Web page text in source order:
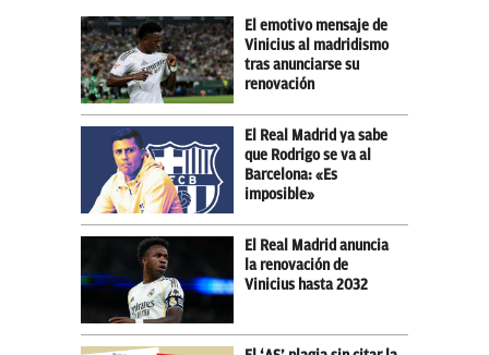
El emotivo mensaje de
Vinicius al madridismo
tras anunciarse su
renovación
El Real Madrid ya sabe
que Rodrigo se va al
Barcelona: «Es
imposible»
El Real Madrid anuncia
la renovación de
Vinicius hasta 2032